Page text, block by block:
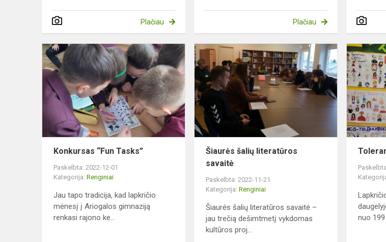
Plačiau Plačiau
Konkursas
“Fun
Tasks”
Konkursas “Fun Tasks”
Paskelbta: 2022-12-01
Kategorija: Renginiai
Jau tapo tradicija, kad lapkričio
mėnesį į Ariogalos gimnaziją
renkasi rajono ke...
Šiaurės
šalių
literatūros
savaitė
Šiaurės šalių literatūros
savaitė
Paskelbta: 2022-11-21
Kategorija:Renginiai
Šiaurės šalių literatūros savaitė –
jau trečią dešimtmetį vykdomas
kultūros proj...
nuo